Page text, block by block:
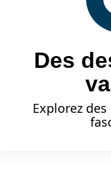
Des
Explorez